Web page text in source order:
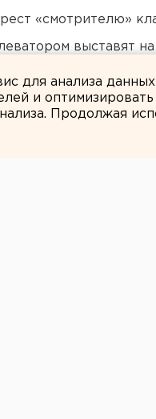
«смотрителю»
выставят
для анализа
и
Продолжая